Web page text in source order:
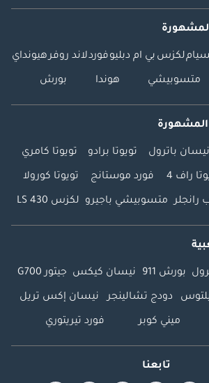
لكزس بي ام دبليوفوردلاند روفرهيونداي
متسوبيشي هوندا بورش
نيسان باترول تويوتا برادو تويوتا كامري
راف 4 فورد موستانج تويوتا كورولا
رانجلر متسوبيشي باجيرو لكزس LS 430
بورش 911 نيسان كيكس جيتور G700
دودج تشالينجر نيسان إكس تريل
ميني كوبر فورد تيريتوري
تابعنا